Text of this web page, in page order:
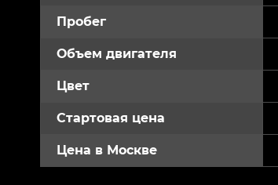
Пробег
Объем двигателя
Цвет
Стартовая цена
Цена в Москве